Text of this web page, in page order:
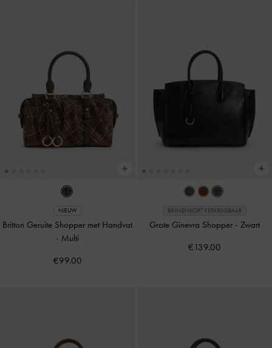
NIEUW
Britton Geruite Shopper met Handvat
- Multi
€99.00
BINNENKORT VERKRIJGBAAR
Grote Ginevra Shopper - Zwart
€139.00